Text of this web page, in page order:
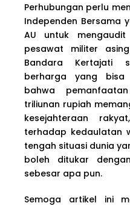
Perhubungan perlu
Independen Bersama
AU untuk
pesawat militer
Bandara Kertajati
berharga yang
bahwa
triliunan rupiah
kesejahteraan
terhadap kedaulatan
tengah situasi dunia
boleh ditukar
sebesar apa pun.
Semoga artikel ini